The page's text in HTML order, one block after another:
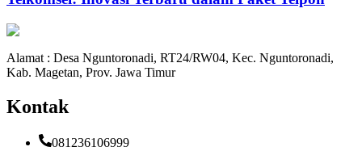
Alamat : Desa Nguntoronadi, RT24/RW04, Kec. Nguntoronadi,
Kab. Magetan, Prov. Jawa Timur
Kontak
081236106999